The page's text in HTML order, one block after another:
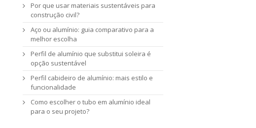
Por que usar materiais sustentáveis para
construção civil?
Aço ou alumínio: guia comparativo para a
melhor escolha
Perfil de alumínio que substitui soleira é
opção sustentável
Perfil cabideiro de alumínio: mais estilo e
funcionalidade
Como escolher o tubo em alumínio ideal
para o seu projeto?